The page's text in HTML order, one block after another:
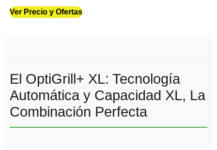
Ver Precio y Ofertas
El OptiGrill+ XL: Tecnología
Automática y Capacidad XL, La
Combinación Perfecta